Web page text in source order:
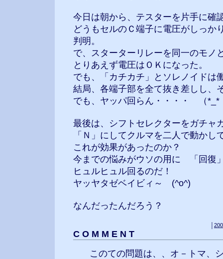
今日は朝から、テスターを片手に確
どうもセルのＣ端子に電圧がしっか
判明。
で、スターターリレーを同一のモノ
とりあえず電圧はＯＫになった。
でも、「カチカチ」とソレノイドは
結局、各端子部を全て抜き差しし、
でも、ヤッパ回らん・・・・ （*_*
最後は、シフトセレクターをガチャ
「Ｎ」にしてクルマを二人で動かし
これが効果があったのか？
今までの悩みがウソの用に 「回復
ヒュルヒュル回るのだ！
ヤッヤタゼベイビィ～ (^o^)
なんだったんだろう？
C O M M E N T
このての問題は、、オ－トマ、